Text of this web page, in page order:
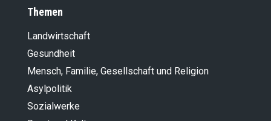
Themen
Landwirt­schaft
Gesundheit
Mensch, Familie, Gesellschaft und Religion
Asylpolitik
Sozialwerke